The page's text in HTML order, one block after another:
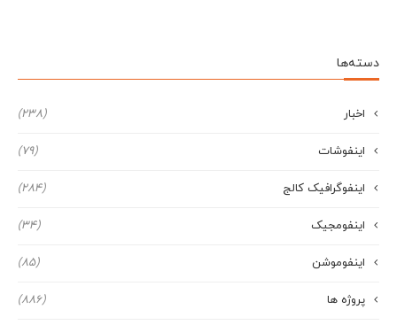
دسته‌ها
اخبار (238)
اینفوشات (79)
اینفوگرافیک کالج (284)
اینفومجیک (34)
اینفوموشن (85)
پروژه ها (886)